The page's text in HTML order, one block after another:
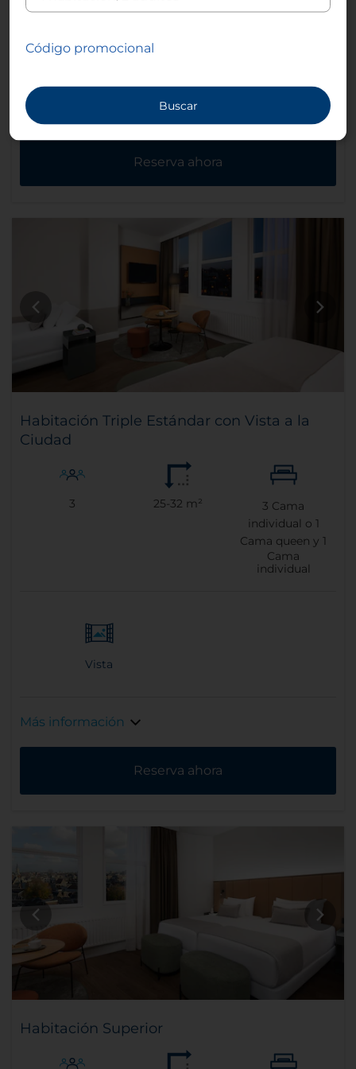
Más información
Reserva ahora
Habitación Triple Estándar con Vista a la
Ciudad
3 25-32 m² 3 Cama
individual o 1
Cama queen y1
Cama
individual
Vista
Más información
Reserva ahora
Habitación Superior
Código promocional
Buscar